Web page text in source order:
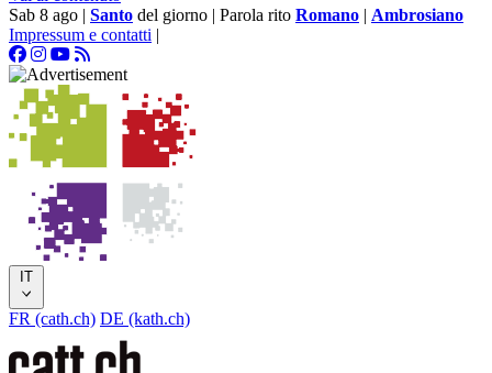
Sab 8 ago | Santo del giorno | Parola rito Romano | Ambrosiano
Impressum e contatti |
IT
FR (cath.ch) DE (kath.ch)